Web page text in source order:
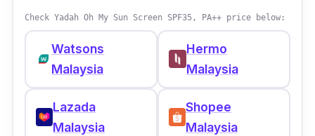
Check Yadah Oh My Sun Screen SPF35, PA++ price below:
Watsons
Malaysia
Hermo
Malaysia
Lazada
Malaysia
Shopee
Malaysia